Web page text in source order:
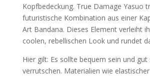
Kopfbedeckung. True Damage Yasuo
futuristische Kombination aus einer
Art Bandana. Dieses Element verleiht
coolen, rebellischen Look und rundet
Hier gilt: Es sollte bequem sein und
verrutschen. Materialien wie